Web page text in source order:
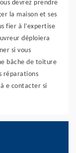
devrez prendre
la maison et ses
fier à l’expertise
déploiera
si vous
bâche de toiture
réparations
e contacter si